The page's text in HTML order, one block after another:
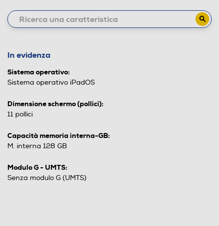
In evidenza
Sistema operativo:
Sistema operativo iPadOS
Dimensione schermo (pollici):
11 pollici
Capacità memoria interna-GB:
M. interna 128 GB
Modulo G - UMTS:
Senza modulo G (UMTS)